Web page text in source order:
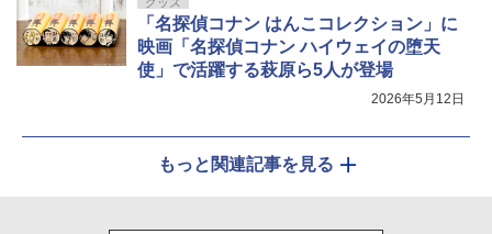
「名探偵コナン はんこコレクション」に
映画「名探偵コナン ハイウェイの堕天
使」で活躍する萩原ら5人が登場
2026年5月12日
もっと関連記事を見る